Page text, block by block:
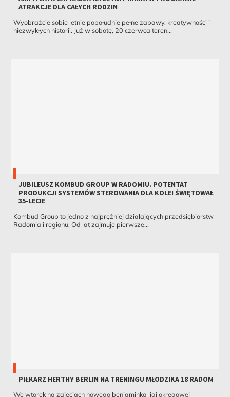
ATRAKCJE DLA CAŁYCH RODZIN
Wyobraźcie sobie letnie popołudnie pełne zabawy, kreatywności i
niezwykłych historii. Już w sobotę, 20 czerwca teren...
JUBILEUSZ KOMBUD GROUP W RADOMIU. POTENTAT
PRODUKCJI SYSTEMÓW STEROWANIA DLA KOLEI ŚWIĘTOWAŁ
35-LECIE
Kombud Group to jedno z najprężniej działających przedsiębiorstw
Radomia i regionu. Od lat zajmuje pierwsze...
PIŁKARZ HERTHY BERLIN NA TRENINGU MŁODZIKA 18 RADOM
We wtorek na zajęciach nowego beniaminka ligi okręgowej